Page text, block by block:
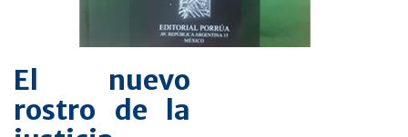
El nuevo
rostro de la